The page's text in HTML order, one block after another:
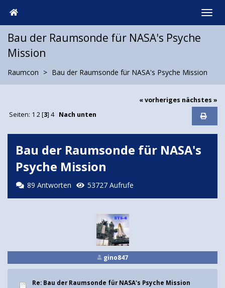
Bau der Raumsonde für NASA's Psyche
Mission
Raumcon Bau der Raumsonde für NASA's Psyche Mission
« vorheriges nächstes »
Seiten: 1 2[3] 4 Nach unten
Bau der Raumsonde für NASA's
Psyche Mission
89 Antworten 53727 Aufrufe
gino847
Re: Bau der Raumsonde für NASA's Psyche Mission